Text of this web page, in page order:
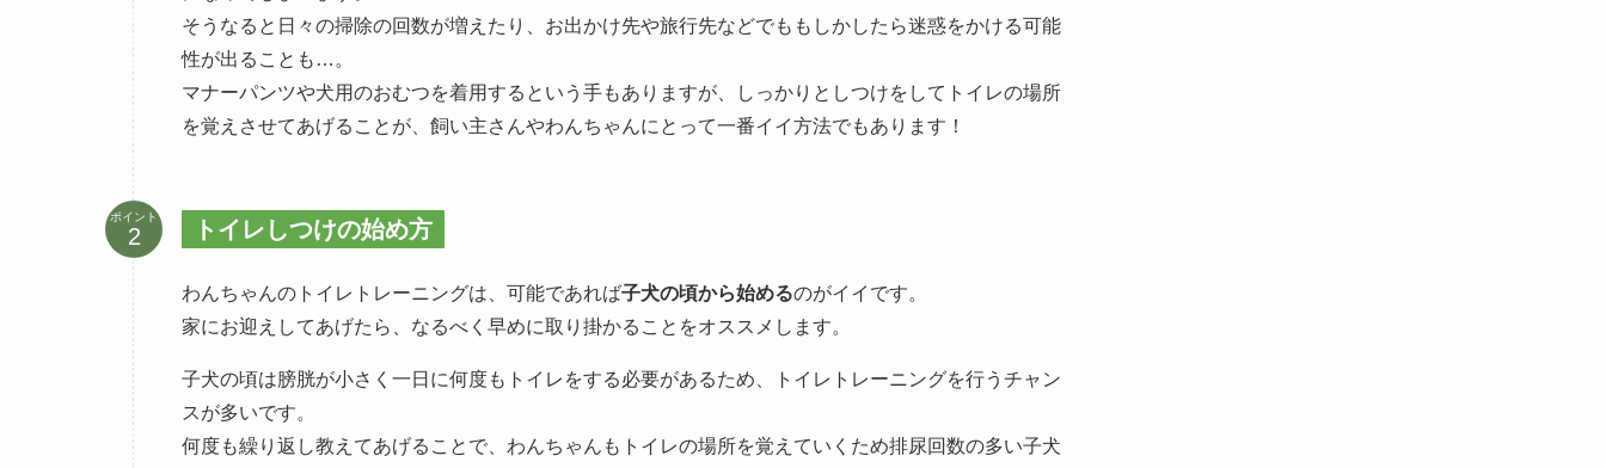
そうなると日々の掃除の回数が増えたり、お出かけ先や旅行先などでももしかしたら迷惑をかける可能
性が出ることも…。
マナーパンツや犬用のおむつを着用するという手もありますが、しっかりとしつけをしてトイレの場所
を覚えさせてあげることが、飼い主さんやわんちゃんにとって一番イイ方法でもあります！
ポイント トイレしつけの始め方
わんちゃんのトイレトレーニングは、可能であれば子犬の頃から始めるのがイイです。
家にお迎えしてあげたら、なるべく早めに取り掛かることをオススメします。
子犬の頃は膀胱が小さく一日に何度もトイレをする必要があるため、トイレトレーニングを行うチャン
スが多いです。
何度も繰り返し教えてあげることで、わんちゃんもトイレの場所を覚えていくため排尿回数の多い子犬